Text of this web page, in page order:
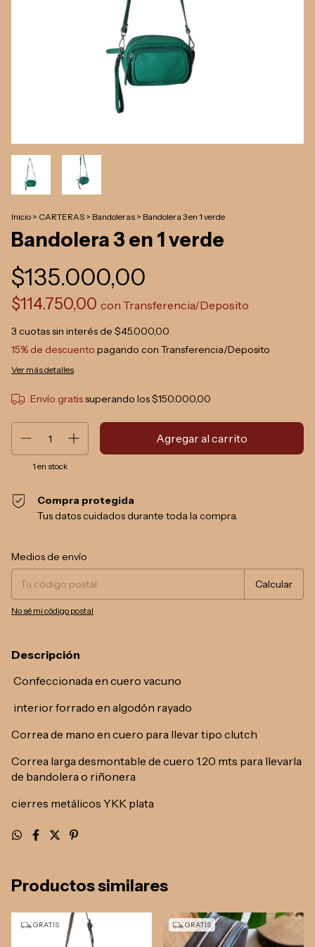
Inicio > CARTERAS > Bandoleras > Bandolera 3 en 1 verde
Bandolera 3 en 1 verde
$135.000,00
$114.750,00 con Transferencia/Deposito
3 cuotas sin interés de $45.000,00
15% de descuento pagando con Transferencia/Deposito
Ver más detalles
Envío gratissuperando los$150.000,00
1 en stock
Compra protegida
Tus datos cuidados durante toda la compra.
Entregas para el CP:
Medios de envío
Calcular
No sé mi código postal
Descripción
Confeccionada en cuero vacuno
interior forrado en algodón rayado
Correa de mano en cuero para llevar tipo clutch
Correa larga desmontable de cuero 1.20 mts para llevarla
de bandolera o riñonera
cierres metálicos YKK plata
Productos similares
GRATIS GRATIS